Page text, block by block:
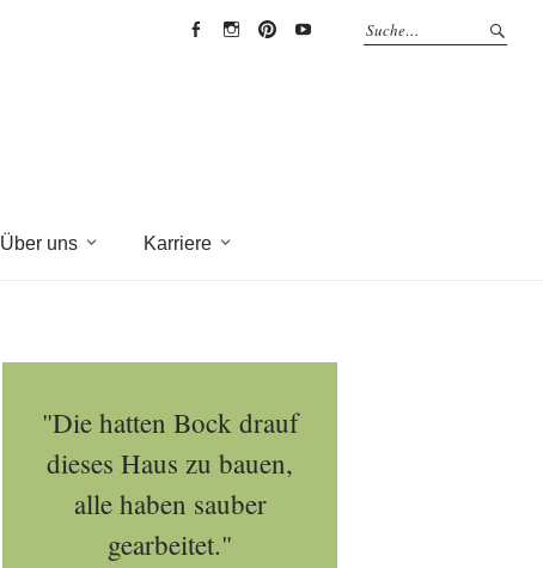
Über uns Karriere
"Die hatten Bock drauf
dieses Haus zu bauen,
alle haben sauber
gearbeitet."